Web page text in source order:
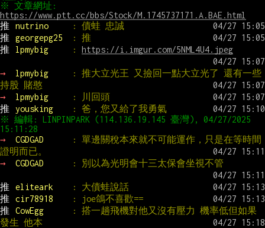
https://www.ptt.cc/bbs/Stock/M.1745737171.A.BAE.html
推
nutrino
: 債蛙 忠誠
推
georgepg25
: 推
推
lpmybig : https://i.imgur.com/5NML4U4.jpeg
→ lpmybig
: 推大立光王 又撿回一點大立光了 還有一些
持股 賭憨
→
lpmybig
: 川回頭
推
yousking
: 爸，您又給了我勇氣
※ 編輯: LINPINPARK (114.136.19.145 臺灣), 04/27/2025
→
CGDGAD
: 單邊關稅本來就不可能運作，只是在等時間
證明而已。
→
CGDGAD : 別以為光明會十三太保會坐視不管
推 eliteark
: 大債蛙說話
推
cir78918
: joe鴿不喜歡==
推
CowEgg
: 搭一趟飛機對他又沒有壓力 機率低但如果
發生 他本